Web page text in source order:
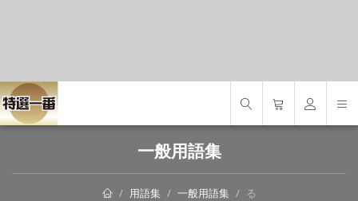
一般用語集
用語集 一般用語集 る